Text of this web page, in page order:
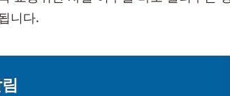
니다.